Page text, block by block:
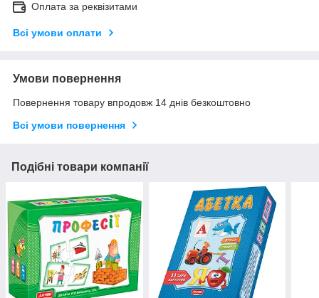
Оплата за реквізитами
Всі умови оплати
Умови повернення
Повернення товару впродовж 14 днів безкоштовно
Всі умови повернення
Подібні товари компанії